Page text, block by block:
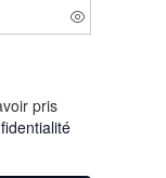
pris